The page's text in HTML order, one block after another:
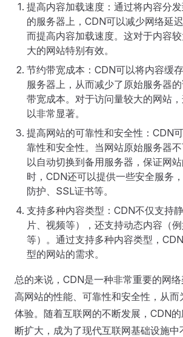
提高内容加载速度：通过将内容分
的服务器上，CDN可以减少网络延
而提高内容加载速度。这对于内容
大的网站特别有效。
节约带宽成本：CDN可以将内容缓
服务器上，从而减少了原始服务器
带宽成本。对于访问量较大的网站
以非常显著。
提高网站的可靠性和安全性：CDN
靠性和安全性。当网站原始服务器
以自动切换到备用服务器，保证网
时，CDN还可以提供一些安全服务
防护、SSL证书等。
支持多种内容类型：CDN不仅支持
片、视频等），还支持动态内容（
等）。通过支持多种内容类型，
型的网站的需求。
总的来说，CDN是一种非常重要的网
高网站的性能、可靠性和安全性，从而
体验。随着互联网的不断发展，CDN
断扩大，成为了现代互联网基础设施中